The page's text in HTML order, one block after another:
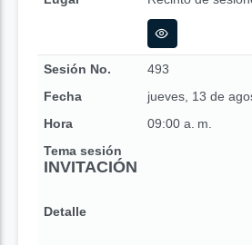
Sesión No.
493
Fecha
jueves, 13 de
Hora
09:00 a. m.
Tema sesión
INVITACIÓN
Detalle